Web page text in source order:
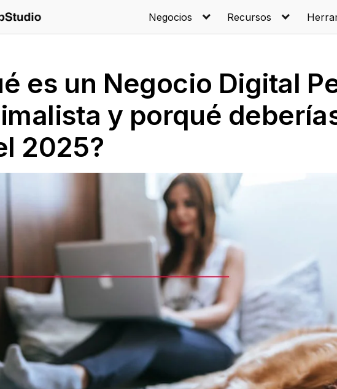
Negocios Recursos
es un Negocio Digital
y porqué
2025?